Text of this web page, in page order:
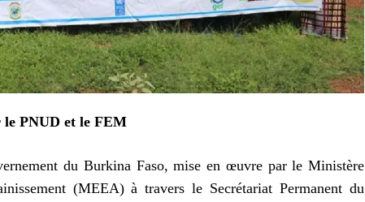
PNUD et le FEM
du Burkina Faso, mise en œuvre par le Ministère
(MEEA) à travers le Secrétariat Permanent du